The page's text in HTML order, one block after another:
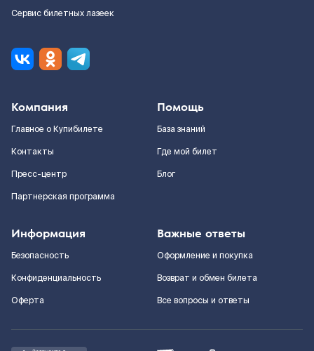
Сервис билетных лазеек
Компания
Главное о Купибилете
Контакты
Пресс-центр
Партнерская программа
Помощь
База знаний
Где мой билет
Блог
Информация
Безопасность
Конфиденциальность
Оферта
Важные ответы
Оформление и покупка
Возврат и обмен билета
Все вопросы и ответы